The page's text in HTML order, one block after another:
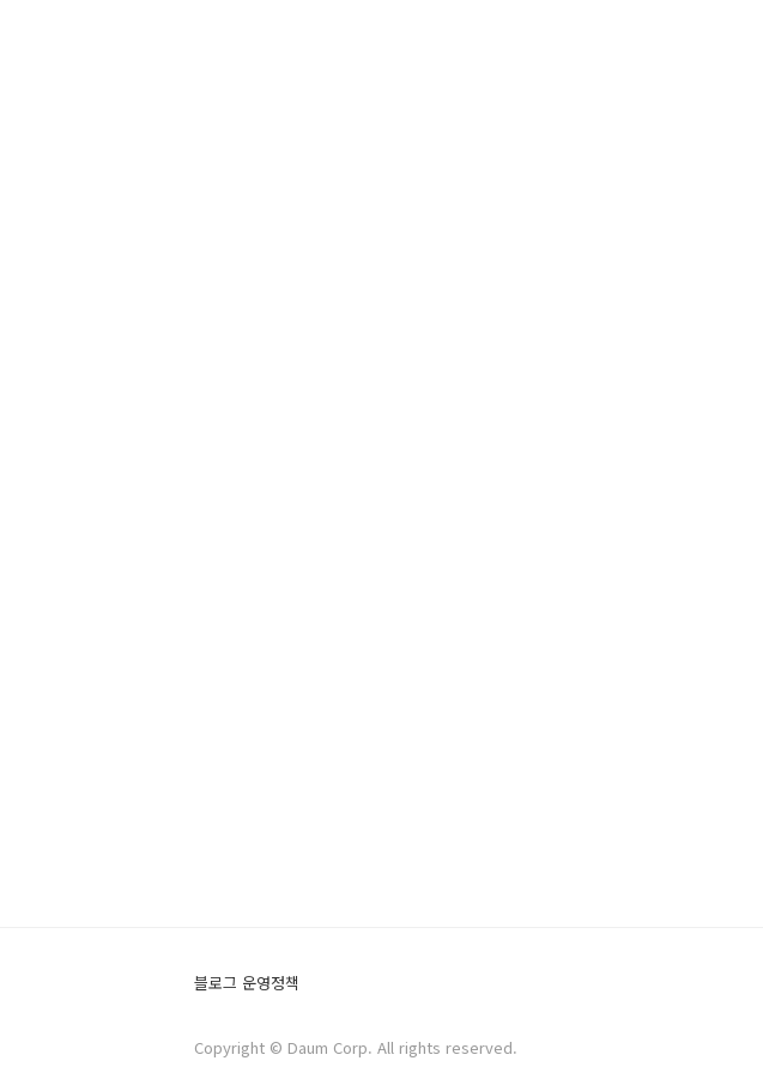
블로그 운영정책
Copyright © Daum Corp. All rights reserved.